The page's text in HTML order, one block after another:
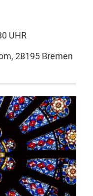
UHR
28195 Bremen